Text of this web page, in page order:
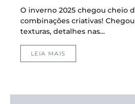
O inverno 2025 chegou cheio
combinações criativas!
texturas, detalhes nas…
LEIA MAIS